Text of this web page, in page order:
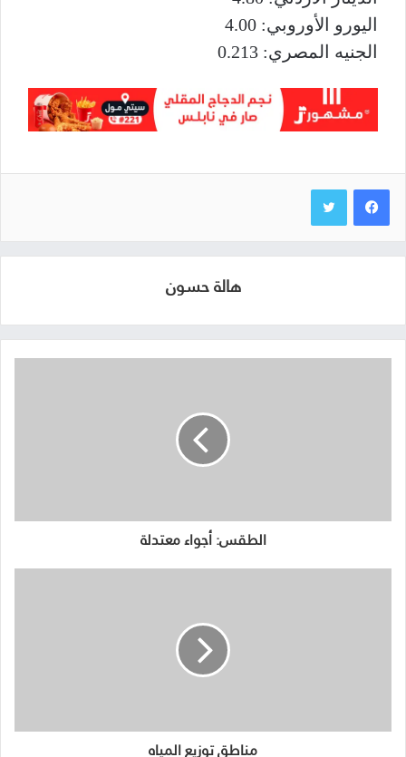
اليورو الأوروبي: 4.00
الجنيه المصري: 0.213
هالة حسون
الطقس: أجواء معتدلة
مناطق توزيع المياه